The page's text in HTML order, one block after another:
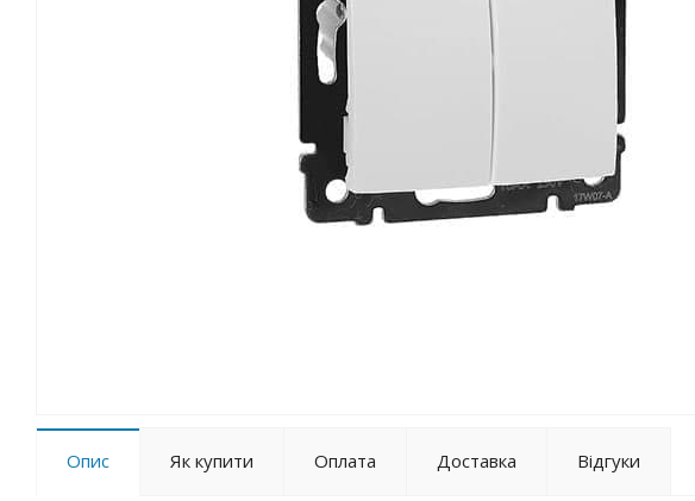
Опис Як купити Оплата Доставка Відгуки